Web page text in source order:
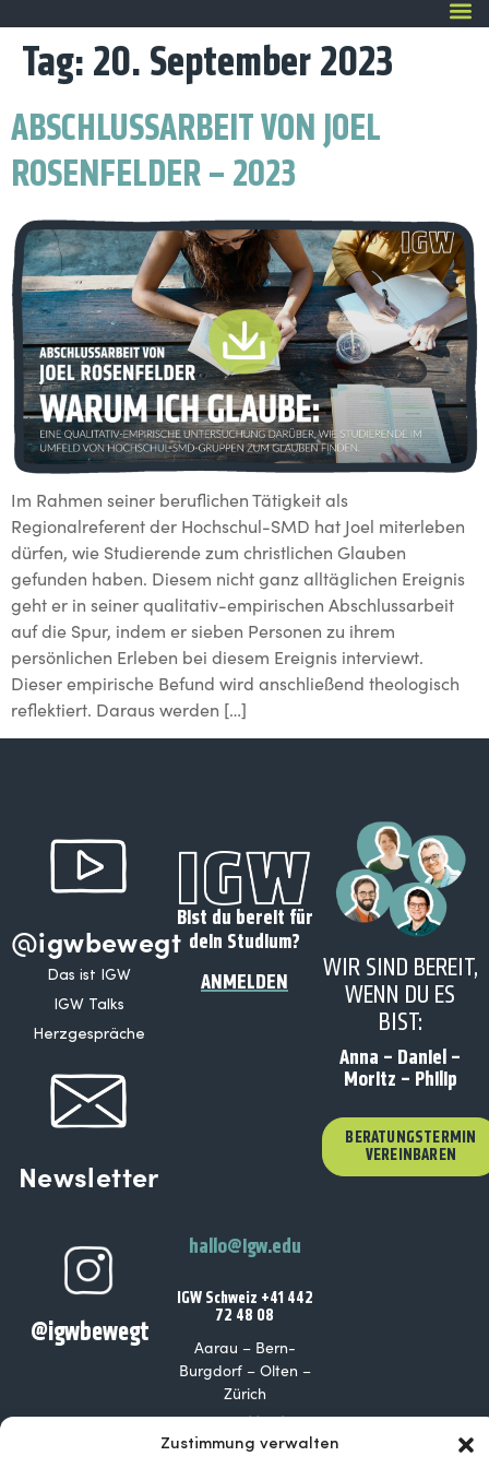
Zustimmung verwalten
Tag: 20. September 2023
ABSCHLUSSARBEIT VON JOEL
ROSENFELDER – 2023
Im Rahmen seiner beruflichen Tätigkeit als
Regionalreferent der Hochschul-SMD hat Joel miterleben
dürfen, wie Studierende zum christlichen Glauben
gefunden haben. Diesem nicht ganz alltäglichen Ereignis
geht er in seiner qualitativ-empirischen Abschlussarbeit
auf die Spur, indem er sieben Personen zu ihrem
persönlichen Erleben bei diesem Ereignis interviewt.
Dieser empirische Befund wird anschließend theologisch
reflektiert. Daraus werden […]
@igwbewegt
Das ist IGW
IGW Talks
Herzgespräche
Newsletter
Bist du bereit für
dein Studium?
ANMELDEN
WIR SIND BEREIT,
WENN DU ES
BIST:
Anna – Daniel –
Moritz – Philip
BERATUNGSTERMIN
VEREINBAREN
@igwbewegt
hallo@igw.edu
IGW Schweiz +41 442
72 48 08
Aarau – Bern-
Burgdorf – Olten –
Zürich
IGW Deutschland +49
201 219 89 148